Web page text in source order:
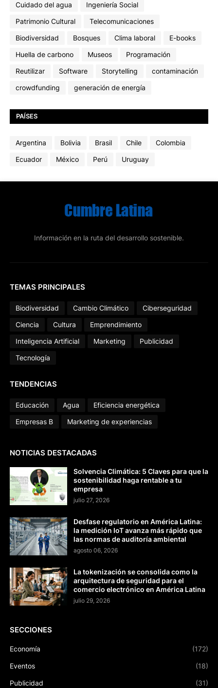
Cuidado del agua
Ingeniería Social
Patrimonio Cultural
Telecomunicaciones
Biodiversidad
Bosques Clima laboral
E-books
Huella de carbono
Museos
Programación
Reutilizar
Software Storytelling
contaminación
crowdfunding
generación de energía
PAÍSES
Argentina Bolivia Brasil Chile
Colombia
Ecuador
México Perú Uruguay
Información en la ruta del desarrollo sostenible.
TEMAS PRINCIPALES
Biodiversidad Cambio Climático
Ciberseguridad
Ciencia
Cultura
Emprendimiento
Inteligencia Artificial
Marketing
Publicidad
Tecnología
TENDENCIAS
Educación Agua
Eficiencia energética
Empresas B
Marketing de experiencias
NOTICIAS DESTACADAS
Solvencia Climática: 5 Claves para que la
sostenibilidad haga rentable a tu
empresa
julio 27, 2026
Desfase regulatorio en América Latina:
la medición IoT avanza más rápido que
las normas de auditoría ambiental
agosto 06, 2026
La tokenización se consolida como la
arquitectura de seguridad para el
comercio electrónico en América Latina
julio 29, 2026
SECCIONES
Economía (172)
Eventos (18)
Publicidad (31)